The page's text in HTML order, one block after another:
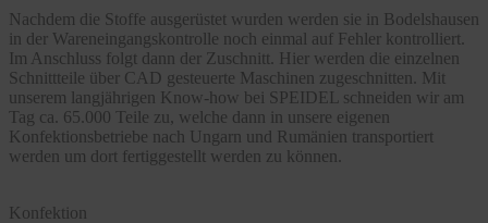
Nachdem die Stoffe ausgerüstet wurden werden sie in Bodelshausen
in der Wareneingangskontrolle noch einmal auf Fehler kontrolliert.
Im Anschluss folgt dann der Zuschnitt. Hier werden die einzelnen
Schnittteile über CAD gesteuerte Maschinen zugeschnitten. Mit
unserem langjährigen Know-how bei SPEIDEL schneiden wir am
Tag ca. 65.000 Teile zu, welche dann in unsere eigenen
Konfektionsbetriebe nach Ungarn und Rumänien transportiert
werden um dort fertiggestellt werden zu können.
Konfektion